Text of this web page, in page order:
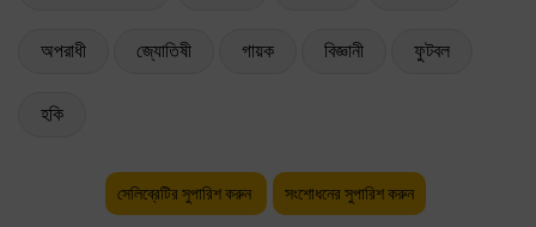
অপরাধী জ্যোতিষী গায়ক বিজ্ঞানী ফুটবল
হকি
সেলিব্রেটির সুপারিশ করুন সংশোধনের সুপারিশ করুন